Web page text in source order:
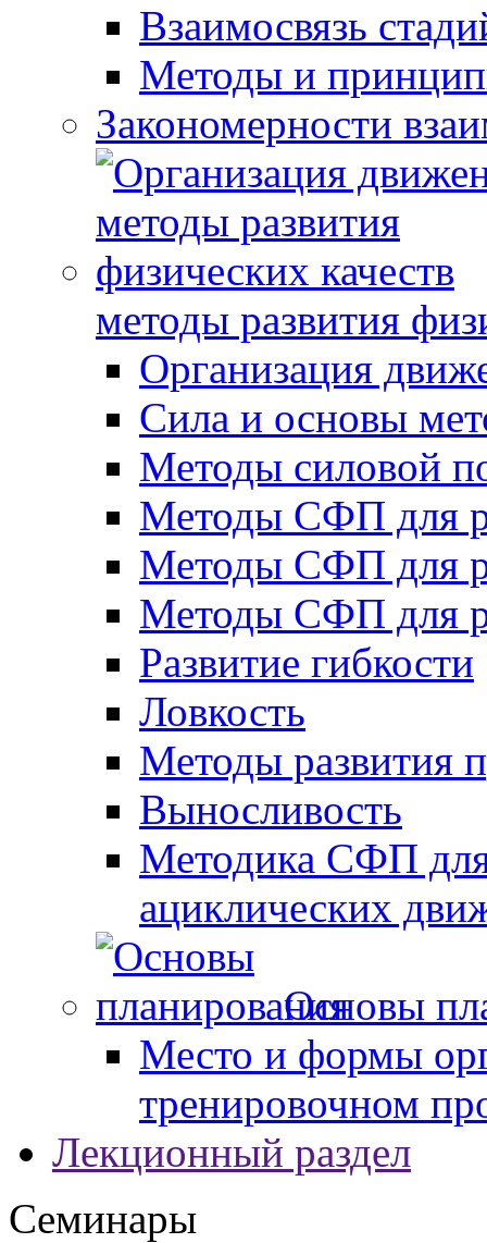
Взаимосвязь
Методы и
Закономерности
методы развития
Организация
Сила и основы
Методы силовой
Методы СФП для
Методы СФП для
Методы СФП для
Развитие гибкости
Ловкость
Методы развития
Выносливость
Методика СФП для
ациклических
Основы
Место и формы
тренировочном
Лекционный раздел
Семинары